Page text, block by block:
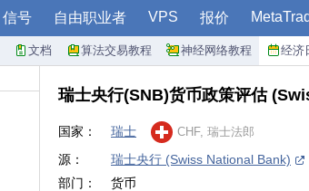
信号 自由职业者 VPS 报价
文档 算法交易教程 神经网络教程 经济
瑞士央行(SNB)货币政策评估
国家： 瑞士 CHF, 瑞士法郎
源：
瑞士央行 (Swiss National Bank)
部门：
货币